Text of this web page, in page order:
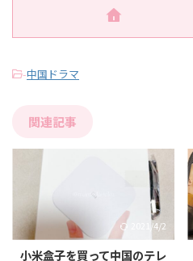
-中国ドラマ
関連記事
2021/4/2
小米盒子を買って中国のテレ